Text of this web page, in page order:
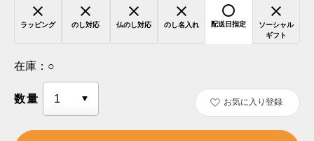
ラッピング のし対応 仏のし対応 のし名入れ 配送日指定
ソーシャル
ギフト
在庫： ○
数量 お気に入り登録